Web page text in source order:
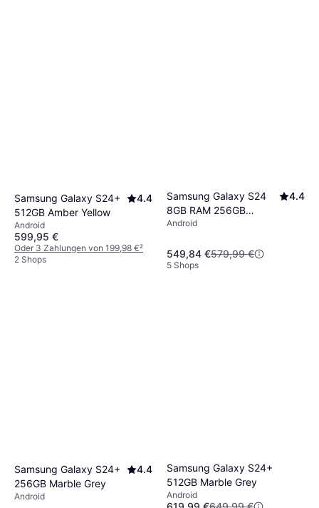
Samsung Galaxy S24+
512GB Amber Yellow
4.4
Android
599,95 €
Oder 3 Zahlungen von 199,98 €²
2 Shops
Samsung Galaxy S24
8GB RAM 256GB
Marble Grey
4.4
Android
549,84 €579,99 €
5 Shops
Samsung Galaxy S24+
256GB Marble Grey
4.4
Android
Samsung Galaxy S24+
512GB Marble Grey
Android